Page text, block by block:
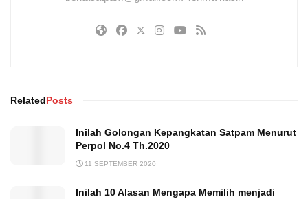
RelatedPosts
Inilah Golongan Kepangkatan Satpam Menurut
Perpol No.4 Th.2020
11 SEPTEMBER 2020
Inilah 10 Alasan Mengapa Memilih menjadi